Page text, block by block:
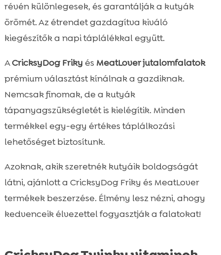
révén különlegesek, és garantálják a kutyák
örömét. Az étrendet gazdagítva kiváló
kiegészítők a napi táplálékkal együtt.
ACricksyDog Friky és MeatLover jutalomfalatok
prémium választást kínálnak a gazdiknak.
Nemcsak finomak, de a kutyák
tápanyagszükségletét is kielégítik. Minden
termékkel egy-egy értékes táplálkozási
lehetőséget biztosítunk.
Azoknak, akik szeretnék kutyáik boldogságát
látni, ajánlott a CricksyDog Friky és MeatLover
termékek beszerzése. Élmény lesz nézni, ahogy
kedvenceik élvezettel fogyasztják a falatokat!